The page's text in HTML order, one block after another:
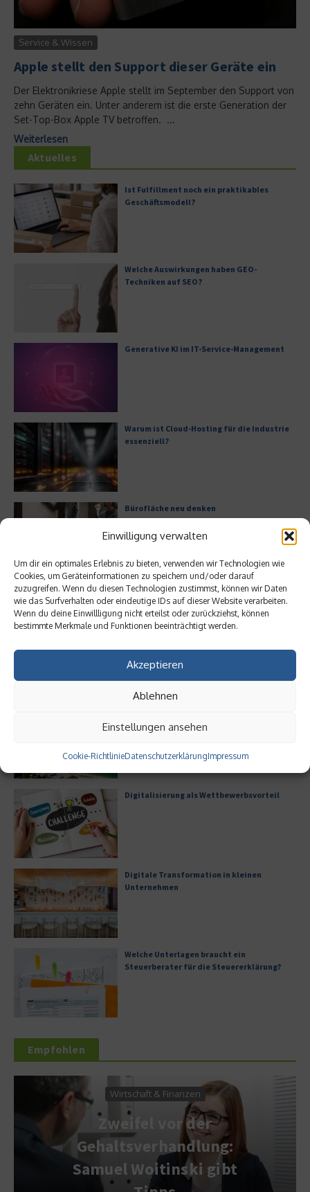
Einwilligung verwalten
Um dir ein optimales Erlebnis zu bieten, verwenden wir Technologien wie
Cookies, um Geräteinformationen zu speichern und/oder darauf
zuzugreifen. Wenn du diesen Technologien zustimmst, können wir Daten
wie das Surfverhalten oder eindeutige IDs auf dieser Website verarbeiten.
Wenn du deine Einwillligung nicht erteilst oder zurückziehst, können
bestimmte Merkmale und Funktionen beeinträchtigt werden.
Akzeptieren
Ablehnen
Einstellungen ansehen
Cookie-RichtlinieDatenschutzerklärungImpressum
Service & Wissen
Apple stellt den Support dieser Geräte ein
Der Elektronikriese Apple stellt im September den Support von
zehn Geräten ein. Unter anderem ist die erste Generation der
Set-Top-Box Apple TV betroffen. ...
Weiterlesen
Aktuelles
Ist Fulfillment noch ein praktikables
Geschäftsmodell?
Welche Auswirkungen haben GEO-
Techniken auf SEO?
Generative KI im IT-Service-Management
Warum ist Cloud-Hosting für die Industrie
essenziell?
Bürofläche neu denken
Meistgelesen
Geschäftskontos für kleine Unternehmen
Hotellerie im Wandel der Zeit
Digitalisierung als Wettbewerbsvorteil
Digitale Transformation in kleinen
Unternehmen
Welche Unterlagen braucht ein
Steuerberater für die Steuererklärung?
Empfohlen
der
Dienstleistung
Wie sinnvoll
ung?